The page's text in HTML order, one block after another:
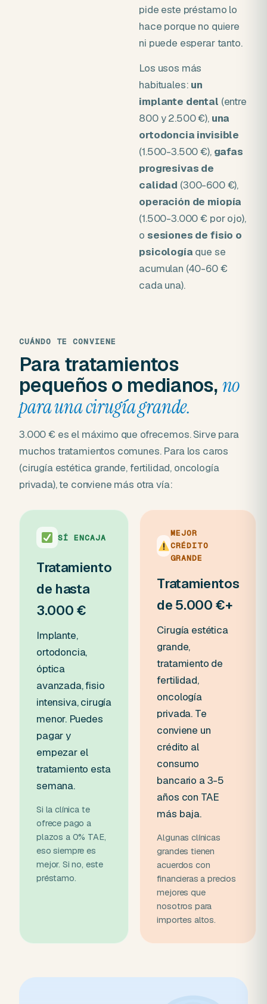
pide este préstamo lo
hace porque no quiere
ni puede esperar tanto.
Los usos más
habituales: un
implante dental (entre
800 y 2.500 €), una
ortodoncia invisible
(1.500-3.500 €), gafas
progresivas de
calidad (300-600 €),
operación de miopía
(1.500-3.000 € por ojo),
o sesiones de fisio o
psicología que se
acumulan (40-60 €
cada una).
CUÁNDO TE CONVIENE
Para tratamientos
pequeños o medianos,no
para una cirugía grande.
3.000 € es el máximo que ofrecemos. Sirve para
muchos tratamientos comunes. Para los caros
(cirugía estética grande, fertilidad, oncología
privada), te conviene más otra vía:
SÍ ENCAJA
Tratamiento
de hasta
3.000 €
Implante,
ortodoncia,
óptica
avanzada, fisio
intensiva, cirugía
menor. Puedes
pagar y
empezar el
tratamiento esta
semana.
Si la clínica te
ofrece pago a
plazos a 0% TAE,
eso siempre es
mejor. Si no, este
préstamo.
MEJOR
CRÉDITO
GRANDE
Tratamientos
de 5.000 €+
Cirugía estética
grande,
tratamiento de
fertilidad,
oncología
privada. Te
conviene un
crédito al
consumo
bancario a 3-5
años con TAE
más baja.
Algunas clínicas
grandes tienen
acuerdos con
financieras a precios
mejores que
nosotros para
importes altos.